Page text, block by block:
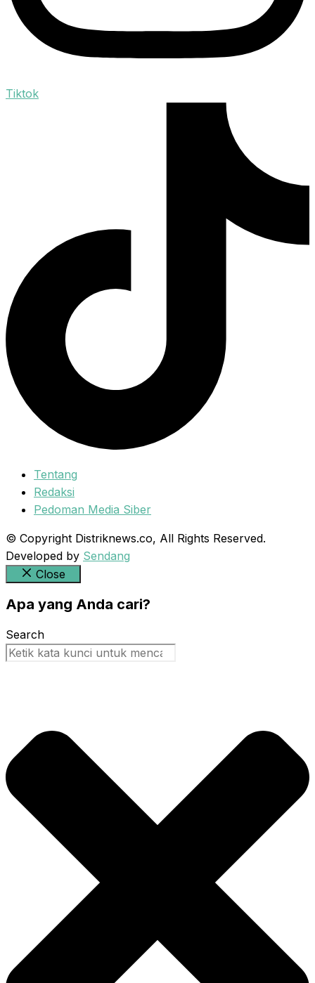
Tiktok
Tentang
Redaksi
Pedoman Media Siber
© Copyright Distriknews.co, All Rights Reserved.
Developed by Sendang
Close
Apa yang Anda cari?
Search